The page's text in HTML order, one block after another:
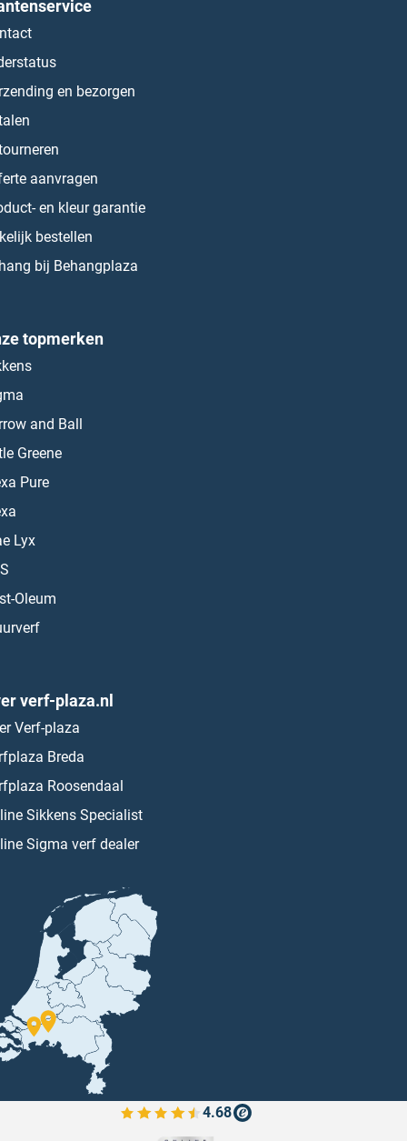
en bezorgen
aanvragen
en kleur garantie
bestellen
bij Behangplaza
topmerken
and Ball
Greene
Pure
Lyx
Oleum
verf-plaza.nl
Verf-plaza
Breda
Roosendaal
Sikkens Specialist
Sigma verf dealer
4.68
Bekijk de verfplaza beoordelingen